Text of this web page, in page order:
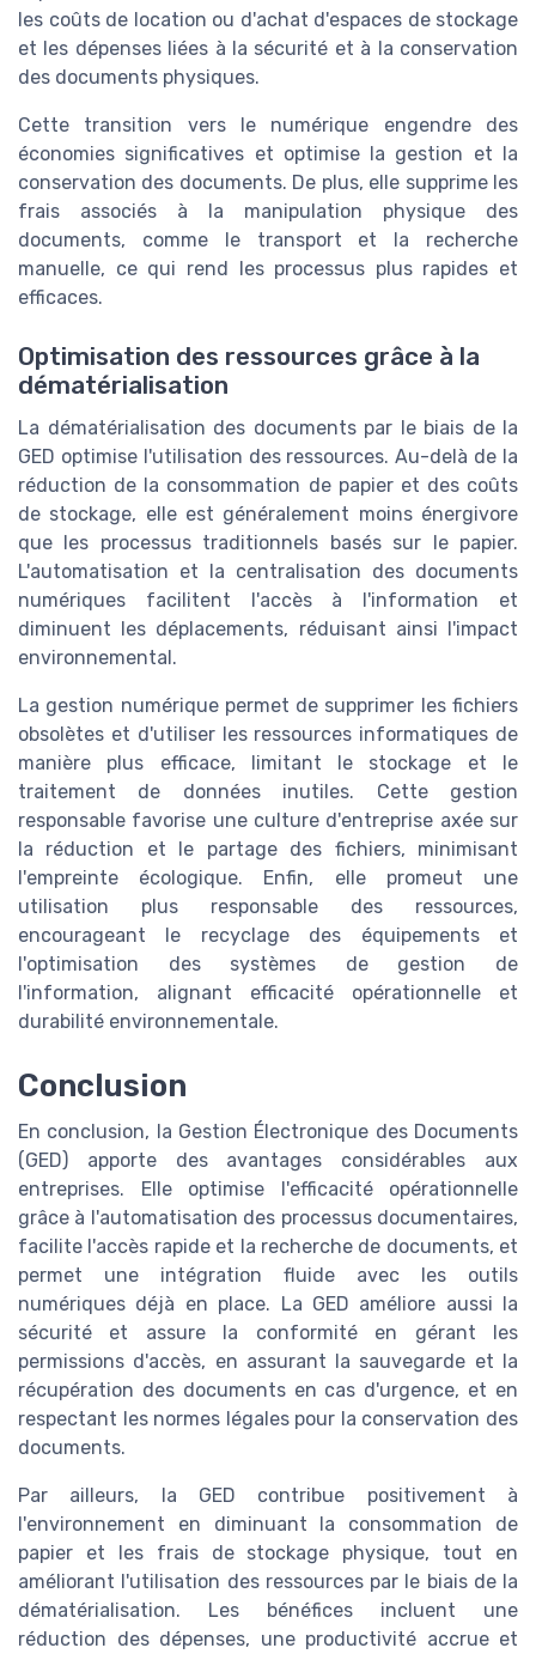
les coûts de location ou d'achat d'espaces de stockage
et les dépenses liées à la sécurité et à la conservation
des documents physiques.
Cette transition vers le numérique engendre des
économies significatives et optimise la gestion et la
conservation des documents. De plus, elle supprime les
frais associés à la manipulation physique des
documents, comme le transport et la recherche
manuelle, ce qui rend les processus plus rapides et
efficaces.
Optimisation des ressources grâce à la
dématérialisation
La dématérialisation des documents par le biais de la
GED optimise l'utilisation des ressources. Au-delà de la
réduction de la consommation de papier et des coûts
de stockage, elle est généralement moins énergivore
que les processus traditionnels basés sur le papier.
L'automatisation et la centralisation des documents
numériques facilitent l'accès à l'information et
diminuent les déplacements, réduisant ainsi l'impact
environnemental.
La gestion numérique permet de supprimer les fichiers
obsolètes et d'utiliser les ressources informatiques de
manière plus efficace, limitant le stockage et le
traitement de données inutiles. Cette gestion
responsable favorise une culture d'entreprise axée sur
la réduction et le partage des fichiers, minimisant
l'empreinte écologique. Enfin, elle promeut une
utilisation plus responsable des ressources,
encourageant le recyclage des équipements et
l'optimisation des systèmes de gestion de
l'information, alignant efficacité opérationnelle et
durabilité environnementale.
Conclusion
En conclusion, la Gestion Électronique des Documents
(GED) apporte des avantages considérables aux
entreprises. Elle optimise l'efficacité opérationnelle
grâce à l'automatisation des processus documentaires,
facilite l'accès rapide et la recherche de documents, et
permet une intégration fluide avec les outils
numériques déjà en place. La GED améliore aussi la
sécurité et assure la conformité en gérant les
permissions d'accès, en assurant la sauvegarde et la
récupération des documents en cas d'urgence, et en
respectant les normes légales pour la conservation des
documents.
Par ailleurs, la GED contribue positivement à
l'environnement en diminuant la consommation de
papier et les frais de stockage physique, tout en
améliorant l'utilisation des ressources par le biais de la
dématérialisation. Les bénéfices incluent une
réduction des dépenses, une productivité accrue et